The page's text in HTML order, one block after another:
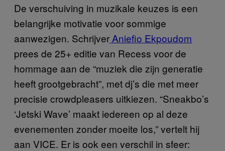
De verschuiving in muzikale keuzes is een
belangrijke motivatie voor sommige
aanwezigen. Schrijver Aniefio Ekpoudom
prees de 25+ editie van Recess voor de
hommage aan de “muziek die zijn generatie
heeft grootgebracht”, met dj’s die met meer
precisie crowdpleasers uitkiezen. “Sneakbo’s
‘Jetski Wave’ maakt iedereen op al deze
evenementen zonder moeite los,” vertelt hij
aan VICE. Er is ook een verschil in sfeer: